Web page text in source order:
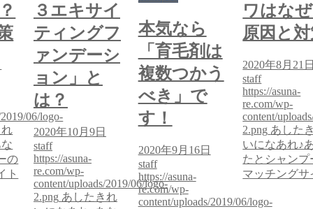
06/logo-
の
ト
３エキサイ
ティングフ
ァンデーシ
ョン」と
は？
2020年10月9日
staff
https://asuna-
re.com/wp-
content/uploads/2019/06/logo-
2.png あしたきれ
本気なら
「育毛剤は
複数つかう
べき」で
す！
2020年9月16日
staff
https://asuna-
re.com/wp-
content/uploads/2019/06/logo-
ワはな
原因と
2020年8月21
staff
https://asuna-
re.com/wp-
content/
2.png あした
いになあれ♪
たとシャンプ
マッチングサ